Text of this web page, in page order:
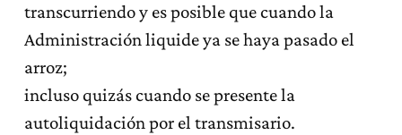
transcurriendo y es posible que cuando la
Administración liquide ya se haya pasado el
arroz;
incluso quizás cuando se presente la
autoliquidación por el transmisario.